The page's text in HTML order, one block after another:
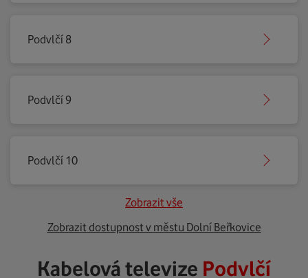
Podvlčí 8
Podvlčí 9
Podvlčí 10
Zobrazit vše
Zobrazit dostupnost v městu Dolní Beřkovice
Kabelová televize Podvlčí